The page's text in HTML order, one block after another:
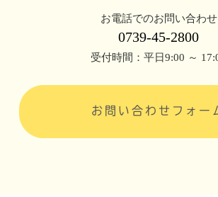
お電話でのお問い合わせ
0739-45-2800
受付時間：平日9:00 ～
お問い合わせフォー